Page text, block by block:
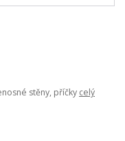
stěny, příčky celý